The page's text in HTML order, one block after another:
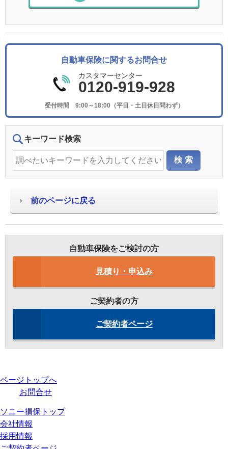
自動車保険に関するお問合せ
カスタマーセンター
0120-919-928
受付時間 9:00～18:00（平日・土日休日問わず）
キーワード検索
前のページに戻る
自動車保険をご検討の方
見積り・申込み
ご契約者の方
ご契約者ページ
ページトップへ
お問合せ
ソニー損保トップ
会社情報
採用情報